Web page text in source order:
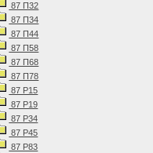
87 П32
87 П34
87 П44
87 П58
87 П68
87 П78
87 Р15
87 Р19
87 Р34
87 Р45
87 Р83